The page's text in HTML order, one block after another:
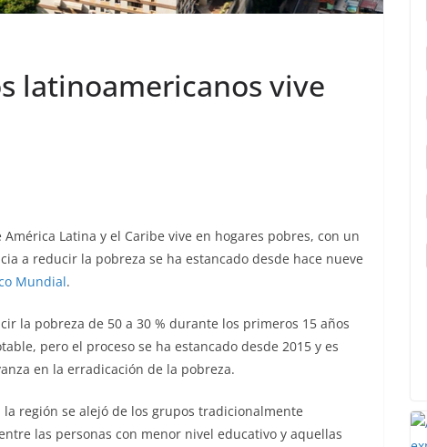
latinoamericanos vive
Latina y el Caribe vive en hogares pobres, con un
a reducir la pobreza se ha estancado desde hace nueve
Mundial.
la pobreza de 50 a 30 % durante los primeros 15 años
pero el proceso se ha estancado desde 2015 y es
en la erradicación de la pobreza.
región se alejó de los grupos tradicionalmente
las personas con menor nivel educativo y aquellas